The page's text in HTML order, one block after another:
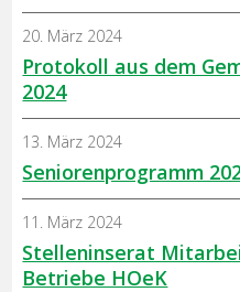
Protokoll aus dem
2024
20. März 2024
Seniorenprogramm
13. März 2024
Stelleninserat
Betriebe HOeK
11. März 2024